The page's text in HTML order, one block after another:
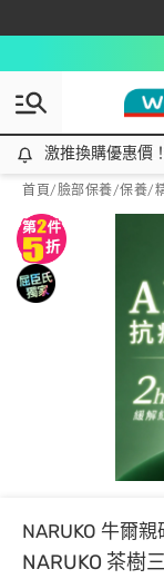
激推換購優惠價！立
激推換購優惠價
首頁/臉部保養/保養/
NARUKO 牛爾親
NARUKO 茶樹